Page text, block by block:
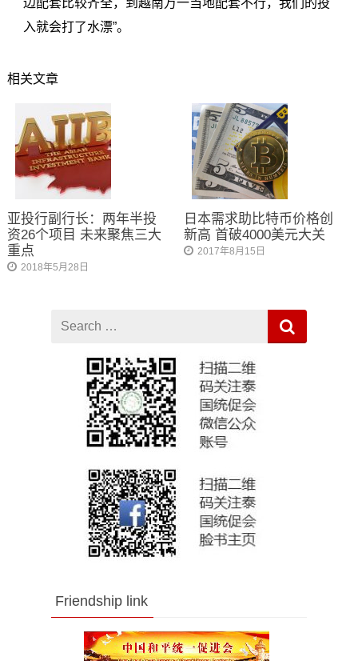
边配套比较齐全，到越南万一当地配套不行，我们的投
入就会打了水漂”。
相关文章
亚投行副行长：两年半投
资26个项目 未来聚焦三大
重点
2018年5月28日
日本需求助比特币价格创
新高 首破4000美元大关
2017年8月15日
for
Friendship link